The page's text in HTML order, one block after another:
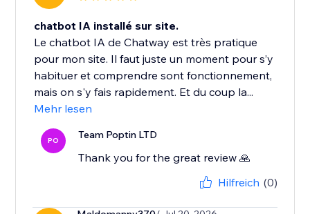
chatbot IA installé sur site.
Le chatbot IA de Chatway est très pratique
pour mon site. Il faut juste un moment pour s’y
habituer et comprendre sont fonctionnement,
mais on s'y fais rapidement. Et du coup la...
Mehr lesen
PO Team Poptin LTD
Thank you for the great review 🙏
Hilfreich (0)